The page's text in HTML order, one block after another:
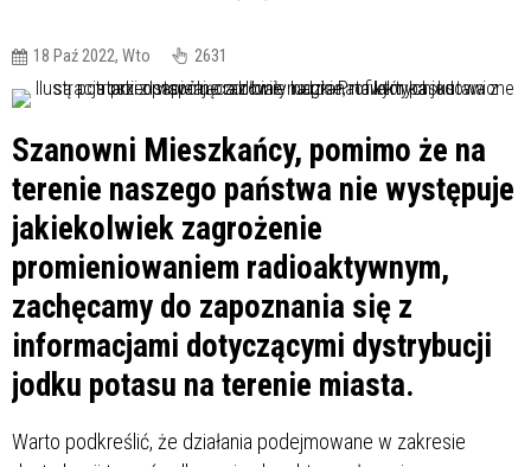
18 Paź 2022, Wto 2631
Szanowni Mieszkańcy, pomimo że na
terenie naszego państwa nie występuje
jakiekolwiek zagrożenie
promieniowaniem radioaktywnym,
zachęcamy do zapoznania się z
informacjami dotyczącymi dystrybucji
jodku potasu na terenie miasta.
Warto podkreślić, że działania podejmowane w zakresie